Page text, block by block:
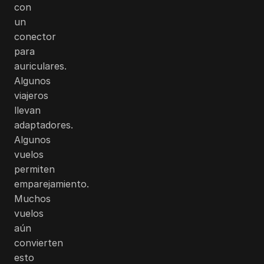
con
un
conector
para
auriculares.
Algunos
viajeros
llevan
adaptadores.
Algunos
vuelos
permiten
emparejamiento.
Muchos
vuelos
aún
convierten
esto